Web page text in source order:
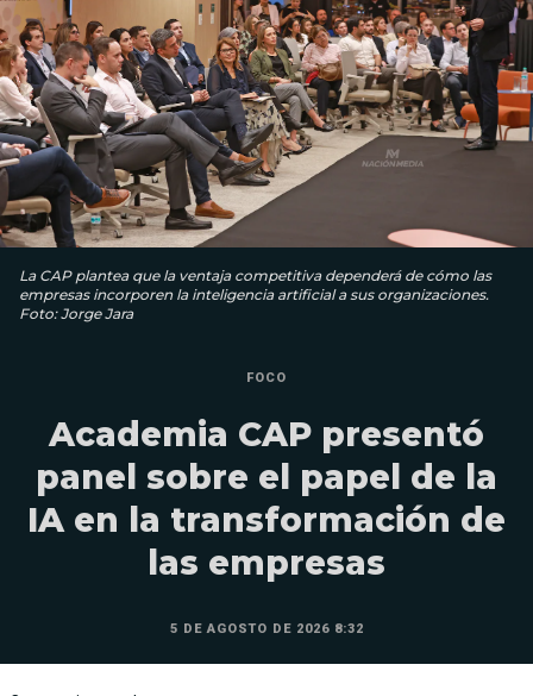
La CAP plantea que la ventaja competitiva dependerá de cómo las
empresas incorporen la inteligencia artificial a sus organizaciones.
Foto: Jorge Jara
FOCO
Academia CAP presentó
panel sobre el papel de la
IA en la transformación de
las empresas
5 DE AGOSTO DE 2026 8:32